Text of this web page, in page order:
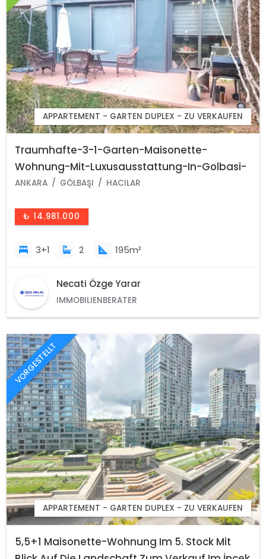
APPARTEMENT - GARTEN DUPLEX - ZU VERKAUFEN
Traumhafte-3-1-Garten-Maisonette-
Wohnung-Mit-Luxusausstattung-In-Golbasi-
Ankara-Turkei
ANKARA GÖLBAŞI HACILAR
₺ 14.981.000
3+1 2 195m²
Necati Özge Yarar
IMMOBILIENBERATER
VORGESTELLT
APPARTEMENT - GARTEN DUPLEX - ZU VERKAUFEN
5,5+1 Maisonette-Wohnung Im 5. Stock Mit